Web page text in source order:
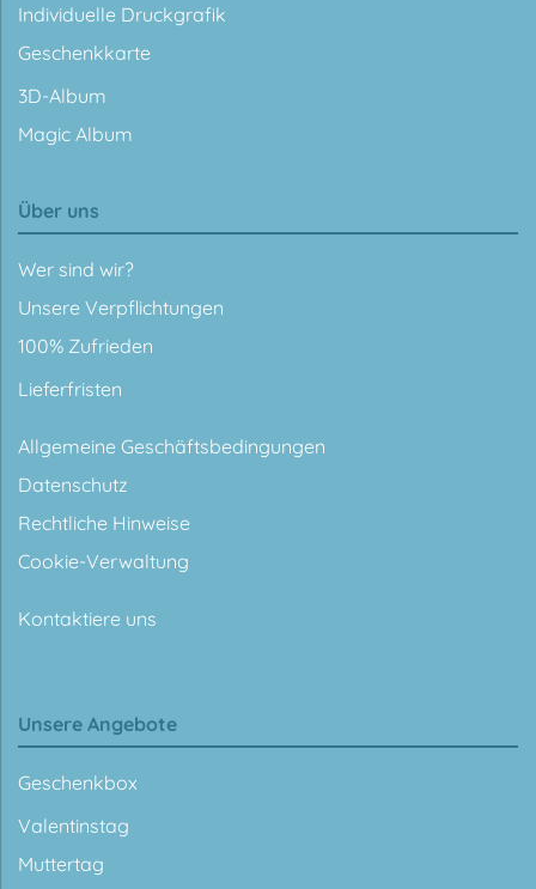
Individuelle Druckgrafik
Geschenkkarte
3D-Album
Magic Album
Über uns
Wer sind wir?
Unsere Verpflichtungen
100% Zufrieden
Lieferfristen
Allgemeine Geschäftsbedingungen
Datenschutz
Rechtliche Hinweise
Cookie-Verwaltung
Kontaktiere uns
Unsere Angebote
Geschenkbox
Valentinstag
Muttertag